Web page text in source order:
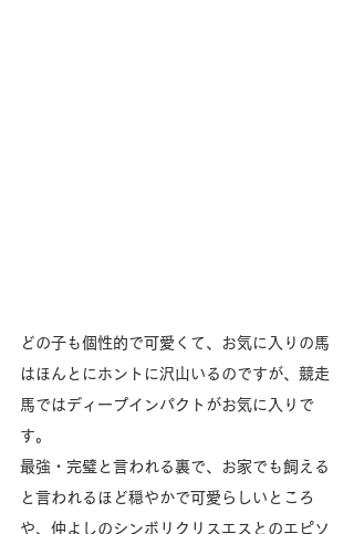
どの子も個性的で可愛くて、お気に入りの馬
はほんとにホントに沢山いるのですが、競走
馬ではディープインパクトがお気に入りで
す。
最強・完璧と言われる裏で、お家でも飼える
と言われるほど穏やかで可愛らしいところ
や、仲よしのシンボリクリスエスとのエピソ